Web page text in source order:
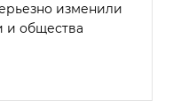
изменили
и общества